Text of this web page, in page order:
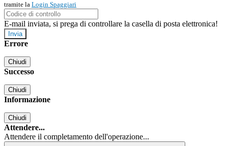
tramite la Login Spaggiari
E-mail inviata, si prega di controllare la casella di posta elettronica!
Errore
Chiudi
Successo
Chiudi
Informazione
Chiudi
Attendere...
Attendere il completamento dell'operazione...